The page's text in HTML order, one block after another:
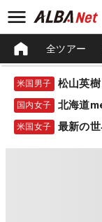
全ツアー
米国男子
国内女子 北海道
米国女子 最新の